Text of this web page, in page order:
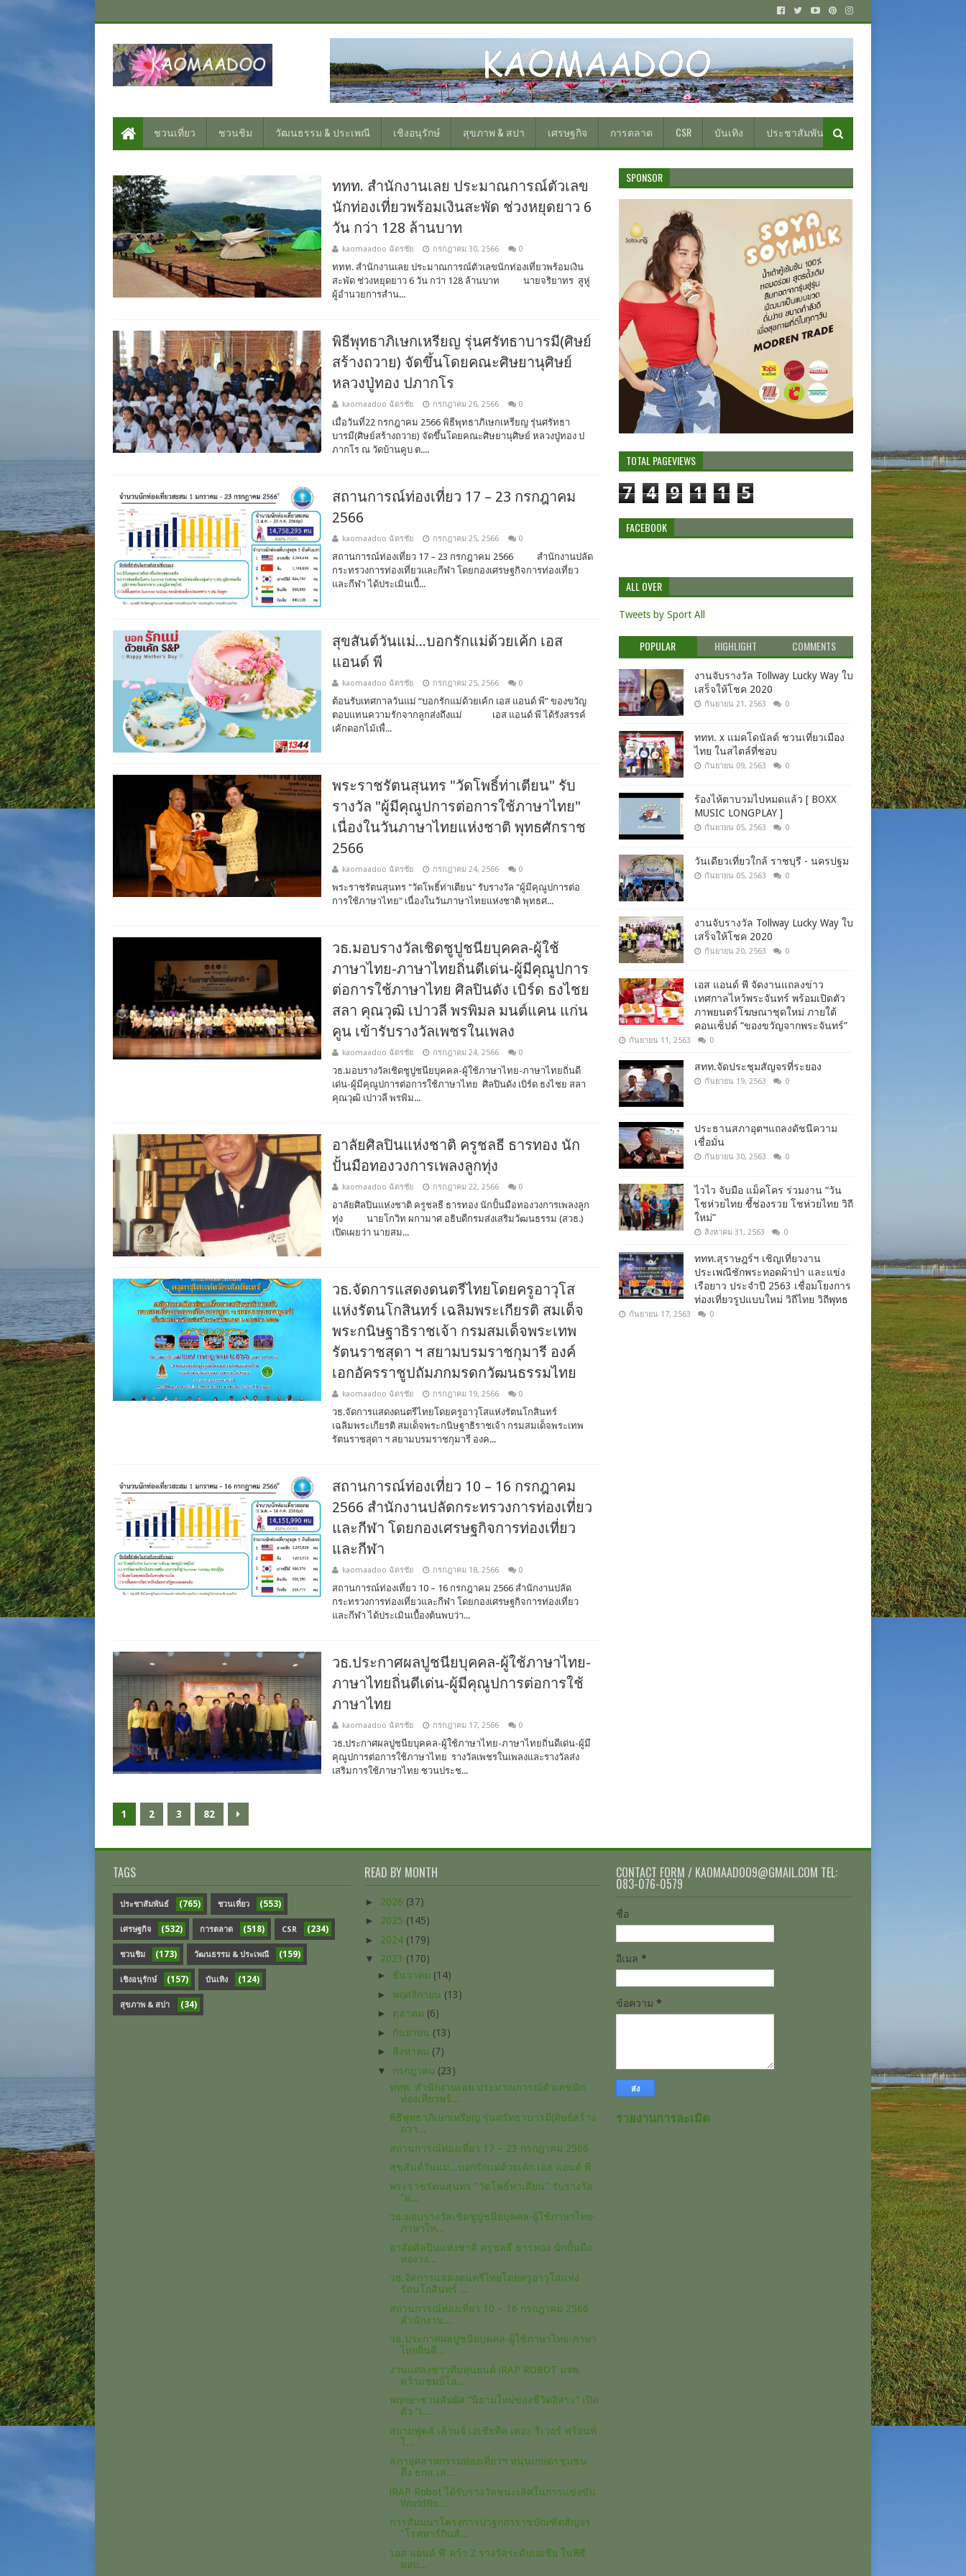
ชวนเที่ยว ชวนชิม วัฒนธรรม & ประเพณี เชิงอนุรักษ์ สุขภาพ & สปา เศรษฐกิจ การตลาด CSR บันเทิง ประชาสัมพันธ์
ททท. สำนักงานเลย ประมาณการณ์ตัวเลข
นักท่องเที่ยวพร้อมเงินสะพัด ช่วงหยุดยาว 6
วัน กว่า 128 ล้านบาท
kaomaadoo ฉัตรชัย กรกฎาคม 30, 2566 0
ททท. สำนักงานเลย ประมาณการณ์ตัวเลขนักท่องเที่ยวพร้อมเงิน
สะพัด ช่วงหยุดยาว 6 วัน กว่า 128 ล้านบาท นายจริยาทร สูหู่
ผู้อำนวยการสำน...
พิธีพุทธาภิเษกเหรียญ รุ่นศรัทธาบารมี(ศิษย์
สร้างถวาย) จัดขึ้นโดยคณะศิษยานุศิษย์
หลวงปู่ทอง ปภากโร
kaomaadoo ฉัตรชัย กรกฎาคม 26, 2566 0
เมื่อวันที่22 กรกฎาคม 2566​ พิธีพุทธาภิเษกเหรียญ รุ่นศรัทธา
บารมี(ศิษย์สร้างถวาย) จัดขึ้นโดยคณะศิษยานุศิษย์ หลวงปู่ทอง ป
ภากโร ณ วัดบ้านคูบ ต....
สถานการณ์ท่องเที่ยว 17 – 23 กรกฎาคม
2566
kaomaadoo ฉัตรชัย กรกฎาคม 25, 2566 0
สถานการณ์ท่องเที่ยว 17 – 23 กรกฎาคม 2566 สำนักงานปลัด
กระทรวงการท่องเที่ยวและกีฬา โดยกองเศรษฐกิจการท่องเที่ยว
และกีฬา ได้ประเมินเบื้...
สุขสันต์วันแม่...บอกรักแม่ด้วยเค้ก เอส
แอนด์ พี
kaomaadoo ฉัตรชัย กรกฎาคม 25, 2566 0
ต้อนรับเทศกาลวันแม่ “บอกรักแม่ด้วยเค้ก เอส แอนด์ พี” ของขวัญ
ตอบแทนความรักจากลูกส่งถึงแม่ เอส แอนด์ พี ได้รังสรรค์
เค้กดอกไม้เพื่...
พระราชรัตนสุนทร​ "วัดโพธิ์​ท่าเตียน" รับ
รางวัล​ "ผู้มีคุณูปการ​ต่อ​การใช้​ภาษาไทย"
เนื่อง​ในวัน​ภาษา​ไทย​แห่งชาติ​ พุทธศักราช​ ​
2566​
kaomaadoo ฉัตรชัย กรกฎาคม 24, 2566 0
พระราชรัตนสุนทร​ "วัดโพธิ์​ท่าเตียน" รับรางวัล​ "ผู้มีคุณูปการ​ต่อ​
การใช้​ภาษาไทย" เนื่อง​ในวัน​ภาษา​ไทย​แห่งชาติ​ พุทธศ...
วธ.มอบรางวัลเชิดชูปูชนียบุคคล-ผู้ใช้
ภาษาไทย-ภาษาไทยถิ่นดีเด่น-ผู้มีคุณูปการ
ต่อการใช้ภาษาไทย ศิลปินดัง เบิร์ด ธงไชย
สลา คุณวุฒิ เปาวลี พรพิมล มนต์แคน แก่น
คูน เข้ารับรางวัลเพชรในเพลง
kaomaadoo ฉัตรชัย กรกฎาคม 24, 2566 0
วธ.มอบรางวัลเชิดชูปูชนียบุคคล-ผู้ใช้ภาษาไทย-ภาษาไทยถิ่นดี
เด่น-ผู้มีคุณูปการต่อการใช้ภาษาไทย ศิลปินดัง เบิร์ด ธงไชย สลา
คุณวุฒิ เปาวลี พรพิม...
อาลัยศิลปินแห่งชาติ ครูชลธี ธารทอง นัก
ปั้นมือทองวงการเพลงลูกทุ่ง
kaomaadoo ฉัตรชัย กรกฎาคม 22, 2566 0
อาลัยศิลปินแห่งชาติ ครูชลธี ธารทอง นักปั้นมือทองวงการเพลงลูก
ทุ่ง นายโกวิท ผกามาศ อธิบดีกรมส่งเสริมวัฒนธรรม (สวธ.)
เปิดเผยว่า นายสม...
วธ.จัดการแสดงดนตรีไทยโดยครูอาวุโส
แห่งรัตนโกสินทร์ เฉลิมพระเกียรติ สมเด็จ
พระกนิษฐาธิราชเจ้า กรมสมเด็จพระเทพ
รัตนราชสุดา ฯ สยามบรมราชกุมารี องค์
เอกอัครราชูปถัมภกมรดกวัฒนธรรมไทย
kaomaadoo ฉัตรชัย กรกฎาคม 19, 2566 0
วธ.จัดการแสดงดนตรีไทยโดยครูอาวุโสแห่งรัตนโกสินทร์
เฉลิมพระเกียรติ สมเด็จพระกนิษฐาธิราชเจ้า กรมสมเด็จพระเทพ
รัตนราชสุดา ฯ สยามบรมราชกุมารี องค...
สถานการณ์ท่องเที่ยว 10 – 16 กรกฎาคม
2566 สำนักงานปลัดกระทรวงการท่องเที่ยว
และกีฬา โดยกองเศรษฐกิจการท่องเที่ยว
และกีฬา
kaomaadoo ฉัตรชัย กรกฎาคม 18, 2566 0
สถานการณ์ท่องเที่ยว 10 – 16 กรกฎาคม 2566 สำนักงานปลัด
กระทรวงการท่องเที่ยวและกีฬา โดยกองเศรษฐกิจการท่องเที่ยว
และกีฬา ได้ประเมินเบื้องต้นพบว่า...
วธ.ประกาศผลปูชนียบุคคล-ผู้ใช้ภาษาไทย-
ภาษาไทยถิ่นดีเด่น-ผู้มีคุณูปการต่อการใช้
ภาษาไทย
kaomaadoo ฉัตรชัย กรกฎาคม 17, 2566 0
วธ.ประกาศผลปูชนียบุคคล-ผู้ใช้ภาษาไทย-ภาษาไทยถิ่นดีเด่น-ผู้มี
คุณูปการต่อการใช้ภาษาไทย รางวัลเพชรในเพลงและรางวัลส่ง
เสริมการใช้ภาษาไทย ชวนประช...
1 2 3 82
SPONSOR
TOTAL PAGEVIEWS
7 4 9 1 1 5
FACEBOOK
ALL OVER
Tweets by Sport All
POPULAR HIGHLIGHT COMMENTS
งานจับรางวัล Tollway Lucky Way ใบ
เสร็จให้โชค 2020
กันยายน 21, 2563 0
ททท. x แมคโดนัลด์ ชวนเที่ยวเมือง
ไทย ในสไตล์ที่ชอบ
กันยายน 09, 2563 0
ร้องไห้ตาบวมไปหมดแล้ว [ BOXX
MUSIC LONGPLAY ]
กันยายน 05, 2563 0
วันเดียวเที่ยวใกล้ ราชบุรี - นครปฐม
กันยายน 05, 2563 0
งานจับรางวัล Tollway Lucky Way ใบ
เสร็จให้โชค 2020
กันยายน 20, 2563 0
เอส แอนด์ พี จัดงานแถลงข่าว
เทศกาลไหว้พระจันทร์ พร้อมเปิดตัว
ภาพยนตร์โฆษณาชุดใหม่ ภายใต้
คอนเซ็ปต์ “ของขวัญจากพระจันทร์”
กันยายน 11, 2563 0
สทท.จัดประชุมสัญจรที่ระยอง
กันยายน 19, 2563 0
ประธานสภาอุตฯแถลงดัชนีความ
เชื่อมั่น​
กันยายน 30, 2563 0
ไวไว จับมือ แม็คโคร ร่วมงาน “วัน
โชห่วยไทย ชี้ช่องรวย โชห่วยไทย วิถี
ใหม่”
สิงหาคม 31, 2563 0
ททท.สุราษฎร์ฯ เชิญเที่ยวงาน
ประเพณีชักพระทอดผ้าป่า และแข่ง
เรือยาว ประจำปี 2563 เชื่อมโยงการ
ท่องเที่ยวรูปแบบใหม่ วิถีไทย วิถีพุทธ
กันยายน 17, 2563 0
TAGS
ประชาสัมพันธ์ (765) ชวนเที่ยว (553)
เศรษฐกิจ (532) การตลาด (518) CSR (234)
ชวนชิม (173) วัฒนธรรม & ประเพณี (159)
เชิงอนุรักษ์ (157) บันเทิง (124)
สุขภาพ & สปา (34)
READ BY MONTH
► 2026 (37)
► 2025 (145)
► 2024 (179)
▼ 2023 (170)
► ธันวาคม (14)
► พฤศจิกายน (13)
► ตุลาคม (6)
► กันยายน (13)
► สิงหาคม (7)
▼ กรกฎาคม (23)
ททท. สำนักงานเลย ประมาณการณ์ตัวเลขนัก
ท่องเที่ยวพร้...
พิธีพุทธาภิเษกเหรียญ รุ่นศรัทธาบารมี(ศิษย์สร้าง
ถวา...
สถานการณ์ท่องเที่ยว 17 – 23 กรกฎาคม 2566
สุขสันต์วันแม่...บอกรักแม่ด้วยเค้ก เอส แอนด์ พี
พระราชรัตนสุนทร​ "วัดโพธิ์​ท่าเตียน" รับรางวัล​
"ผ...
วธ.มอบรางวัลเชิดชูปูชนียบุคคล-ผู้ใช้ภาษาไทย-
ภาษาไท...
อาลัยศิลปินแห่งชาติ ครูชลธี ธารทอง นักปั้นมือ
ทองวง...
วธ.จัดการแสดงดนตรีไทยโดยครูอาวุโสแห่ง
รัตนโกสินทร์ ...
สถานการณ์ท่องเที่ยว 10 – 16 กรกฎาคม 2566
สำนักงาน...
วธ.ประกาศผลปูชนียบุคคล-ผู้ใช้ภาษาไทย-ภาษา
ไทยถิ่นดี...
งานแถลงข่าวทีมหุ่นยนต์ iRAP ROBOT มจพ.
คว้าแชมป์โล...
พฤกษาชวนสัมผัส “นิยามใหม่ของชีวิตอิสระ” เปิด
ตัว “เ...
สยามฟูดส์ เล้านจ์ เอเชียทีค เดอะ ริเวอร์ ฟร้อนท์
โ...
สภาอุตสาหกรรมท่องเที่ยวฯ หนุนเกษตรชุมชน
ดึง ธกส.เส...
iRAP Robot ได้รับรางวัลชนะเลิศในการแข่งขัน
WorldRo...
การสัมมนาโครงการปาฐกถาราชบัณฑิตสัญจร
"โรคพาร์กินสั...
‘เอส แอนด์ พี’ คว้า 2 รางวัลระดับเอเชีย ในพิธี
มอบ...
CONTACT FORM / KAOMAADOO9@GMAIL.COM TEL:
083-076-0579
ชื่อ
อีเมล*
ข้อความ*
รายงานการละเมิด